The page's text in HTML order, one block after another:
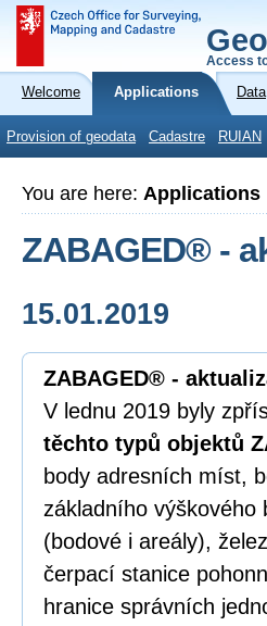
Access
Welcome Applications Data
Provision of geodata Cadastre RUIAN
You are here: Applications
ZABAGED® -
15.01.2019
ZABAGED® -
V lednu 2019 byly
těchto typů objektů
body adresních míst,
základního výškového
(bodové i areály),
čerpací stanice
hranice správních